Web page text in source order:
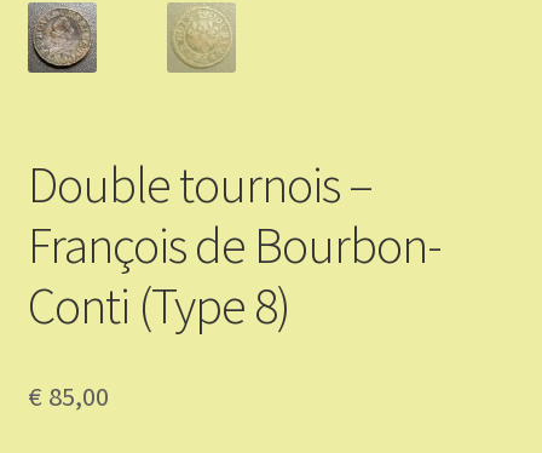
Conditions d’utilisation
Mon compte
Double tournois –
François de Bourbon-
Conti (Type 8)
€ 85,00